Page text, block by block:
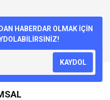
Yaz
ederiz.
görüntülenemiyor.
bulunuyor.
pahalı.
HABERDAR OLMAK İÇİN
KAYDOL